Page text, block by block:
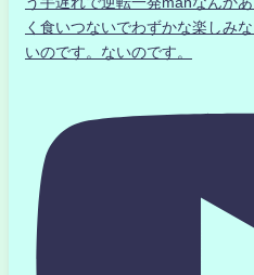
く食いつないでわずかな楽しみ
いのです。ないのです。